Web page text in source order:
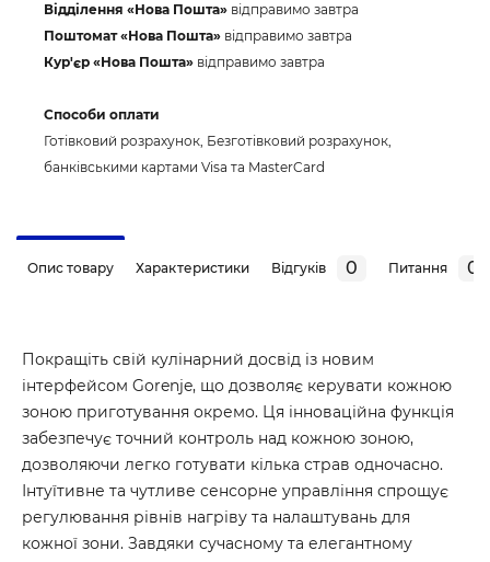
Відділення «Нова Пошта» відправимо завтра
Поштомат «Нова Пошта» відправимо завтра
Кур'єр «Нова Пошта» відправимо завтра
Способи оплати
Готівковий розрахунок, Безготівковий розрахунок,
банківськими картами Visa та MasterCard
Опис товару Характеристики Відгуків 0 Питання 0
Покращіть свій кулінарний досвід із новим
інтерфейсом Gorenje, що дозволяє керувати кожною
зоною приготування окремо. Ця інноваційна функція
забезпечує точний контроль над кожною зоною,
дозволяючи легко готувати кілька страв одночасно.
Інтуїтивне та чутливе сенсорне управління спрощує
регулювання рівнів нагріву та налаштувань для
кожної зони. Завдяки сучасному та елегантному